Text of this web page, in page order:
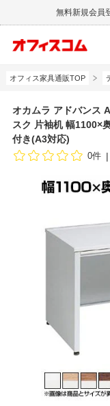
無料新規会員
オフィス家具通販TOP
オカムラ アドバンス
スク 片袖机 幅1100×
付き(A3対応)
0件